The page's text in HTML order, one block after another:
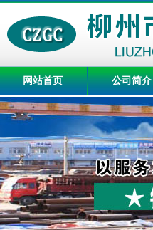
网站首页 公司简介